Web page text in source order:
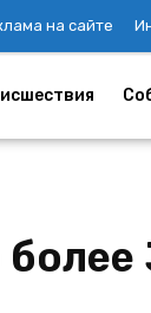
на сайте